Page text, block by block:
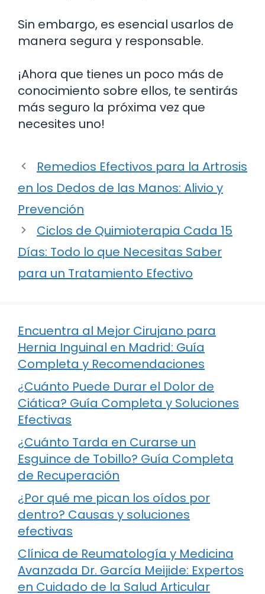
Sin embargo, es esencial usarlos de
manera segura y responsable.
¡Ahora que tienes un poco más de
conocimiento sobre ellos, te sentirás
más seguro la próxima vez que
necesites uno!
Remedios Efectivos para la Artrosis
en los Dedos de las Manos: Alivio y
Prevención
Ciclos de Quimioterapia Cada 15
Días: Todo lo que Necesitas Saber
para un Tratamiento Efectivo
Encuentra al Mejor Cirujano para
Hernia Inguinal en Madrid: Guía
Completa y Recomendaciones
¿Cuánto Puede Durar el Dolor de
Ciática? Guía Completa y Soluciones
Efectivas
¿Cuánto Tarda en Curarse un
Esguince de Tobillo? Guía Completa
de Recuperación
¿Por qué me pican los oídos por
dentro? Causas y soluciones
efectivas
Clínica de Reumatología y Medicina
Avanzada Dr. García Meijide: Expertos
en Cuidado de la Salud Articular